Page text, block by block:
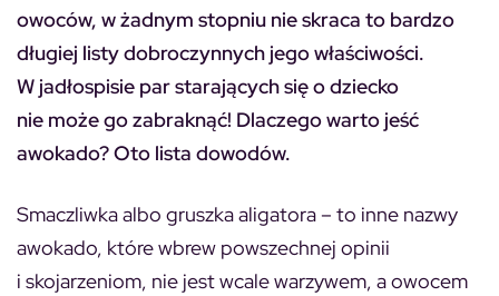
owoców, w żadnym stopniu nie skraca to bardzo
długiej listy dobroczynnych jego właściwości.
W jadłospisie par starających się o dziecko
nie może go zabraknąć! Dlaczego warto jeść
awokado? Oto lista dowodów.
Smaczliwka albo gruszka aligatora – to inne nazwy
awokado, które wbrew powszechnej opinii
i skojarzeniom, nie jest wcale warzywem, a owocem